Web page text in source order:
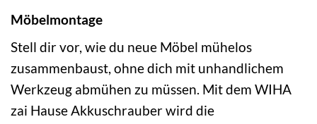
Möbelmontage
Stell dir vor, wie du neue Möbel mühelos
zusammenbaust, ohne dich mit unhandlichem
Werkzeug abmühen zu müssen. Mit dem WIHA
zai Hause Akkuschrauber wird die